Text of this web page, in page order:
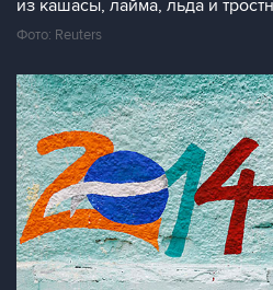
из кашасы, лайма, льда и
Фото: Reuters